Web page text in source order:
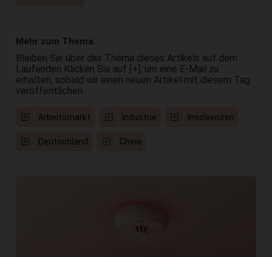
Mehr zum Thema
Bleiben Sie über das Thema dieses Artikels auf dem
Laufenden Klicken Sie auf [+], um eine E-Mail zu
erhalten, sobald wir einen neuen Artikel mit diesem Tag
veröffentlichen
Arbeitsmarkt Industrie Insolvenzen
Deutschland China